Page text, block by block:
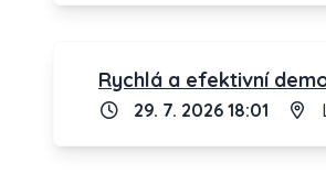
Rychlá a efektivní
29. 7. 2026 18:01